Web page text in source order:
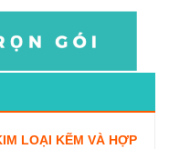
LOẠI KẼM VÀ HỢP